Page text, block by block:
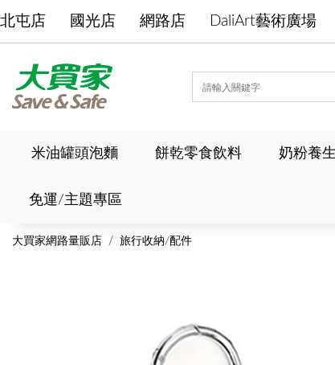
北屯店 國光店 網路店 DaliArt藝術廣場
米油罐頭泡麵 餅乾零食飲料 奶粉養
免運/主題專區
大買家網路量販店 旅行收納/配件